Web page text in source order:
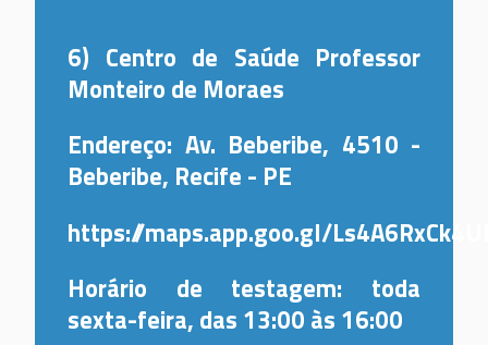
6) Centro de Saúde Professor
Monteiro de Moraes
Endereço: Av. Beberibe, 4510 -
Beberibe, Recife - PE
https://maps.app.goo.gl/
Horário de testagem: toda
sexta-feira, das 13:00 às 16:00